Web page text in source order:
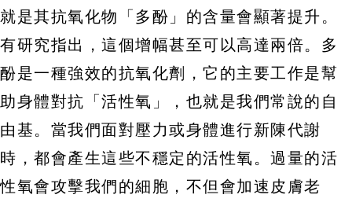
就是其抗氧化物「多酚」的含量會顯著提升。
有研究指出，這個增幅甚至可以高達兩倍。多
酚是一種強效的抗氧化劑，它的主要工作是幫
助身體對抗「活性氧」，也就是我們常說的自
由基。當我們面對壓力或身體進行新陳代謝
時，都會產生這些不穩定的活性氧。過量的活
性氧會攻擊我們的細胞，不但會加速皮膚老